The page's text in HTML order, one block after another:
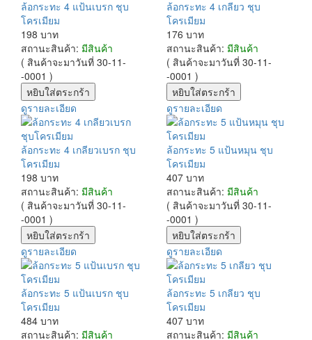
ล้อกระทะ 4 แป้นเบรก ชุบ
โครเมียม
198 บาท
สถานะสินค้า: มีสินค้า
( สินค้าจะมาวันที่ 30-11-
-0001 )
ล้อกระทะ 4 เกลียว ชุบ
โครเมียม
176 บาท
สถานะสินค้า: มีสินค้า
( สินค้าจะมาวันที่ 30-11-
-0001 )
ดูรายละเอียด
ล้อกระทะ 4 เกลียวเบรก ชุบ
โครเมียม
198 บาท
สถานะสินค้า: มีสินค้า
( สินค้าจะมาวันที่ 30-11-
-0001 )
ดูรายละเอียด
ล้อกระทะ 5 แป้นหมุน ชุบ
โครเมียม
407 บาท
สถานะสินค้า: มีสินค้า
( สินค้าจะมาวันที่ 30-11-
-0001 )
ดูรายละเอียด
ล้อกระทะ 5 แป้นเบรก ชุบ
โครเมียม
484 บาท
สถานะสินค้า: มีสินค้า
ดูรายละเอียด
ล้อกระทะ 5 เกลียว ชุบ
โครเมียม
407 บาท
สถานะสินค้า: มีสินค้า